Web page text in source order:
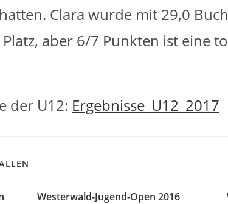
Clara wurde mit 29,0
aber 6/7 Punkten ist eine
der U12: Ergebnisse_U12_2017
Westerwald-Jugend-Open 2016